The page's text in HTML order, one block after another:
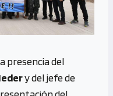
presencia del
y del jefe de